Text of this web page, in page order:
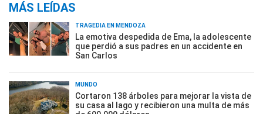
MÁS LEÍDAS
TRAGEDIA EN MENDOZA
La emotiva despedida de Ema, la adolescente
que perdió a sus padres en un accidente en
San Carlos
MUNDO
Cortaron 138 árboles para mejorar la vista de
su casa al lago y recibieron una multa de más